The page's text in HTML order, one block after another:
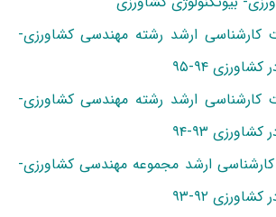
کارشناسی ارشد رشته مهندسی کشاورزی-
۹۴-۹۵
کارشناسی ارشد رشته مهندسی کشاورزی-
۹۳-۹۴
ارشد مجموعه مهندسی کشاورزی-
۹۲-۹۳